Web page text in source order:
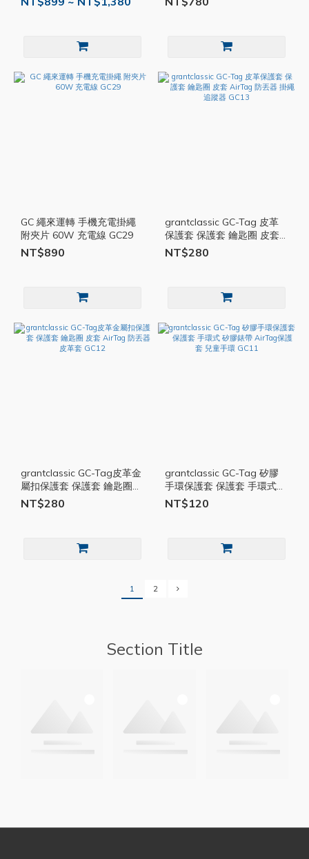
充電 GC25
GC 繩來運轉 手機充電掛繩
附夾片 60W 充電線 GC29
NT$890
grantclassic GC-Tag 皮革
保護套 保護套 鑰匙圈 皮套
AirTag 防丟器 掛繩 追蹤器
GC13
NT$280
grantclassic GC-Tag皮革金
屬扣保護套 保護套 鑰匙圈
皮套 AirTag 防丟器 皮革套
GC12
NT$280
grantclassic GC-Tag 矽膠
手環保護套 保護套 手環式
矽膠錶帶 AirTag保護套 兒童
NT$120
1 2
Section Title